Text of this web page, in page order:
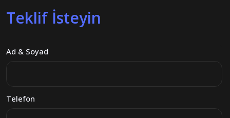
Teklif İsteyin
Ad & Soyad
Telefon